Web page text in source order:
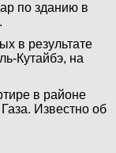
по зданию в
в результате
Кутайбэ, на
в районе
Известно об